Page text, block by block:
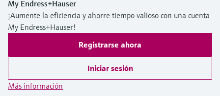
My Endress+Hauser
¡Aumente la eficiencia y ahorre tiempo valioso con una cuenta
My Endress+Hauser!
Registrarse ahora
Iniciar sesión
Más información